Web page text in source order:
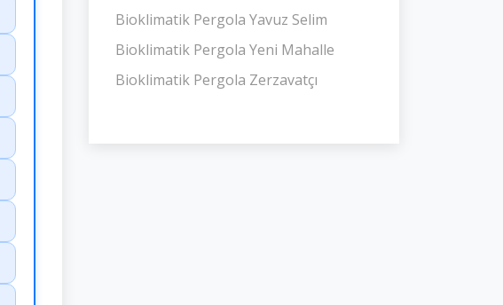
Bioklimatik Pergola Yavuz Selim
Bioklimatik Pergola Yeni Mahalle
Bioklimatik Pergola Zerzavatçı